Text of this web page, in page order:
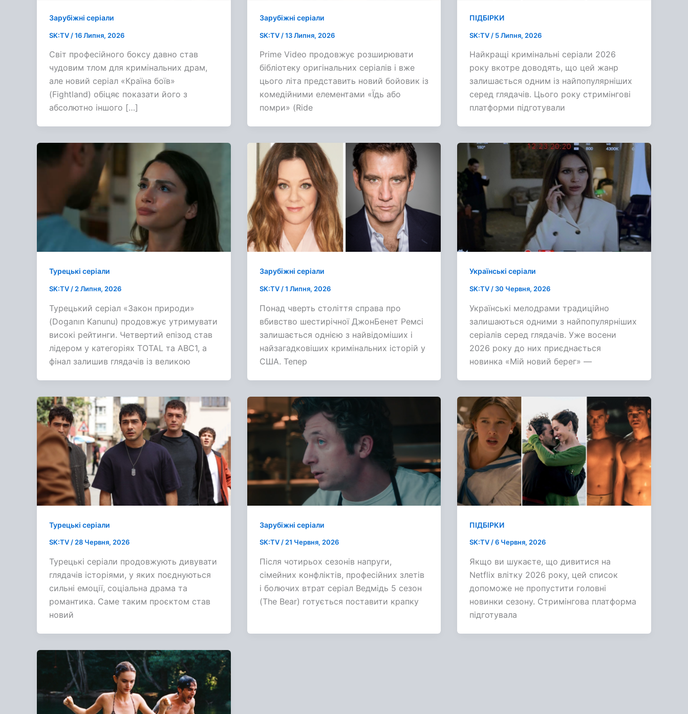
Зарубіжні серіали
SK:TV /16 Липня, 2026
Світ професійного боксу давно став
чудовим тлом для кримінальних драм,
але новий серіал «Країна боїв»
(Fightland) обіцяє показати його з
абсолютно іншого […]
Зарубіжні серіали
SK:TV /13 Липня, 2026
Prime Video продовжує розширювати
бібліотеку оригінальних серіалів і вже
цього літа представить новий бойовик із
комедійними елементами «Їдь або
помри» (Ride
ПІДБІРКИ
SK:TV / 5 Липня, 2026
Найкращі кримінальні серіали 2026
року вкотре доводять, що цей жанр
залишається одним із найпопулярніших
серед глядачів. Цього року стримінгові
платформи підготували
Турецькі серіали
SK:TV / 2 Липня, 2026
Турецький серіал «Закон природи»
(Doganın Kanunu) продовжує утримувати
високі рейтинги. Четвертий епізод став
лідером у категоріях TOTAL та ABC1, а
фінал залишив глядачів із великою
Зарубіжні серіали
SK:TV /1 Липня, 2026
Понад чверть століття справа про
вбивство шестирічної ДжонБенет Ремсі
залишається однією з найвідоміших і
найзагадковіших кримінальних історій у
США. Тепер
Українські серіали
SK:TV / 30 Червня, 2026
Українські мелодрами традиційно
залишаються одними з найпопулярніших
серіалів серед глядачів. Уже восени
2026 року до них приєднається
новинка «Мій новий берег» —
Турецькі серіали
SK:TV/28 Червня, 2026
Турецькі серіали продовжують дивувати
глядачів історіями, у яких поєднуються
сильні емоції, соціальна драма та
романтика. Саме таким проєктом став
новий
Зарубіжні серіали
SK:TV/21 Червня, 2026
Після чотирьох сезонів напруги,
сімейних конфліктів, професійних злетів
і болючих втрат серіал Ведмідь 5 сезон
(The Bear) готується поставити крапку
ПІДБІРКИ
SK:TV/6 Червня, 2026
Якщо ви шукаєте, що дивитися на
Netflix влітку 2026 року, цей список
допоможе не пропустити головні
новинки сезону. Стримінгова платформа
підготувала